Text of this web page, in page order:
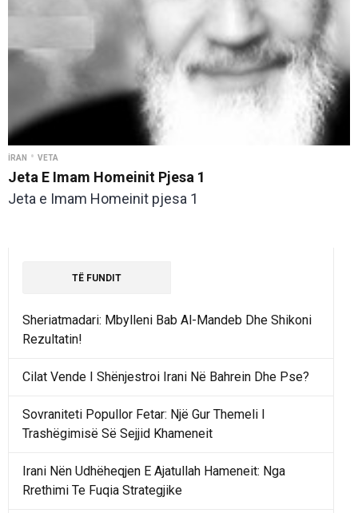
İRAN • VETA
Jeta E Imam Homeinit Pjesa 1
Jeta e Imam Homeinit pjesa 1
TË FUNDIT
Sheriatmadari: Mbylleni Bab Al-Mandeb Dhe Shikoni
Rezultatin!
Cilat Vende I Shënjestroi Irani Në Bahrein Dhe Pse?
Sovraniteti Popullor Fetar: Një Gur Themeli I
Trashëgimisë Së Sejjid Khameneit
Irani Nën Udhëheqjen E Ajatullah Hameneit: Nga
Rrethimi Te Fuqia Strategjike